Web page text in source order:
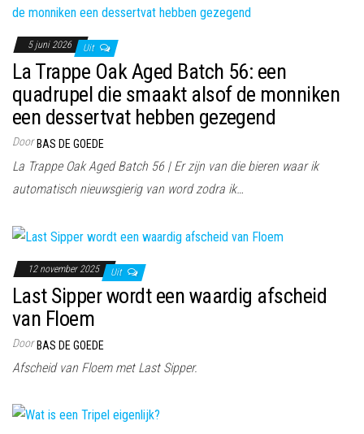
5 juni 2026 Uit
La Trappe Oak Aged Batch 56: een
quadrupel die smaakt alsof de monniken
een dessertvat hebben gezegend
Door BAS DE GOEDE
La Trappe Oak Aged Batch 56 | Er zijn van die bieren waar ik
automatisch nieuwsgierig van word zodra ik…
12 november 2025 Uit
Last Sipper wordt een waardig afscheid
van Floem
Door BAS DE GOEDE
Afscheid van Floem met Last Sipper.